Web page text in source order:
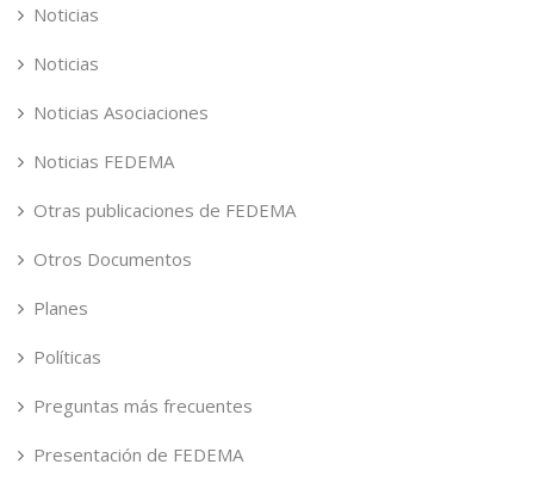
Noticias
Noticias
Noticias Asociaciones
Noticias FEDEMA
Otras publicaciones de FEDEMA
Otros Documentos
Planes
Políticas
Preguntas más frecuentes
Presentación de FEDEMA